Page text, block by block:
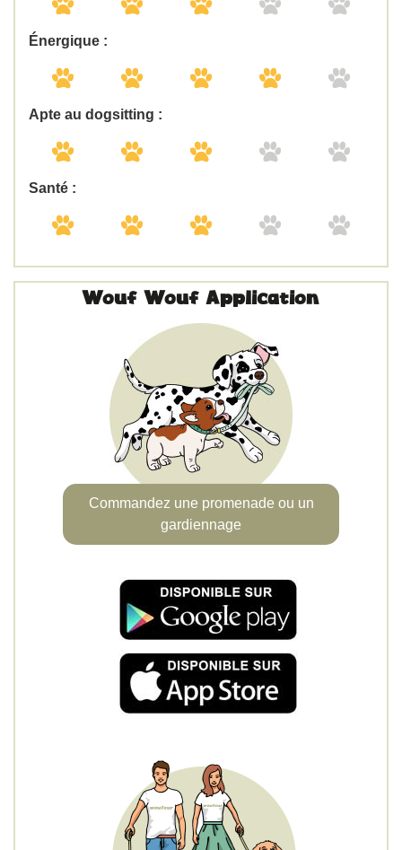
Énergique :
Apte au dogsitting :
Santé :
Wouf Wouf Application
Commandez une promenade ou un
gardiennage